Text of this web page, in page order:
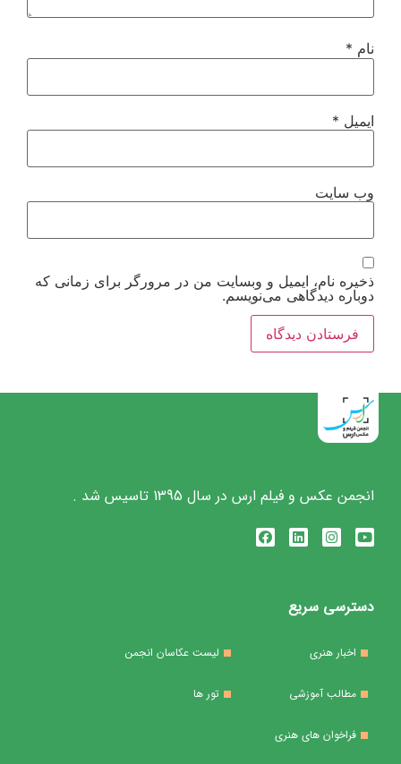
نام *
ایمیل *
وب‌ سایت
ذخیره نام، ایمیل و وبسایت من در مرورگر برای زمانی که
دوباره دیدگاهی می‌نویسم.
انجمن عکس و فیلم ارس در سال 1395 تاسیس شد .
دسترسی سریع
اخبار هنری
مطالب آموزشی
فراخوان های هنری
لیست عکاسان انجمن
تور ها